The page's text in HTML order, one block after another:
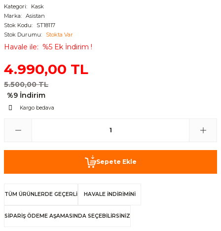
Kategori
Kask
Marka
Asistan
Stok Kodu
ST18117
Stok Durumu
Stokta Var
Havale ile %5 Ek İndirim !
4.990,00 TL
5.500,00 TL
%9 İndirim
Kargo bedava
Sepete Ekle
TÜM ÜRÜNLERDE GEÇERLİ HAVALE İNDİRİMİNİ
SİPARİŞ ÖDEME AŞAMASINDA SEÇEBİLİRSİNİZ